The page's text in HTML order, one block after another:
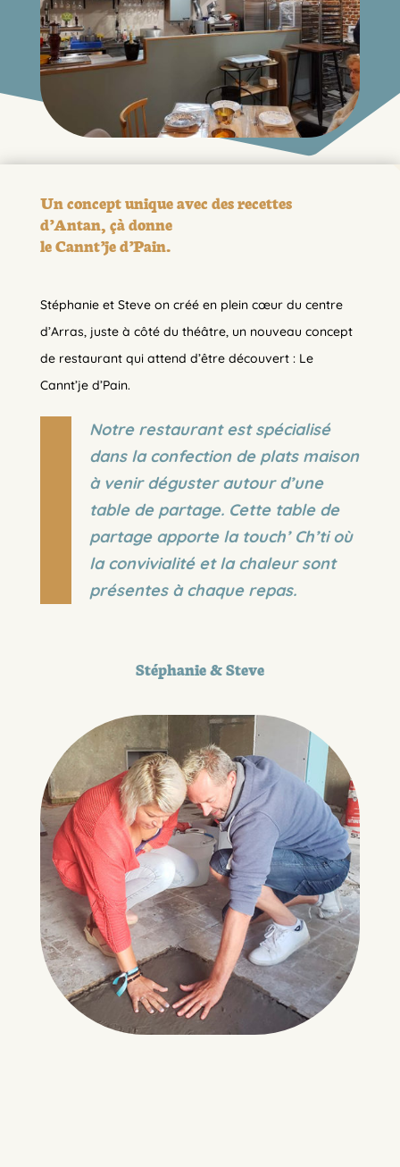
Un concept unique avec des recettes
d’Antan, çà donne
le Cannt’je d’Pain.
Stéphanie et Steve on créé en plein cœur du centre
d’Arras, juste à côté du théâtre, un nouveau concept
de restaurant qui attend d’être découvert : Le
Cannt’je d’Pain.
Notre restaurant est spécialisé
dans la confection de plats maison
à venir déguster autour d’une
table de partage. Cette table de
partage apporte la touch’ Ch’ti où
la convivialité et la chaleur sont
présentes à chaque repas.
Stéphanie & Steve